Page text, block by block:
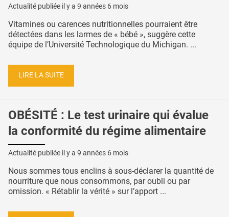
Actualité publiée il y a 9 années 6 mois
Vitamines ou carences nutritionnelles pourraient être
détectées dans les larmes de « bébé », suggère cette
équipe de l’Université Technologique du Michigan. ...
LIRE LA SUITE
OBÉSITÉ : Le test urinaire qui évalue
la conformité du régime alimentaire
Actualité publiée il y a 9 années 6 mois
Nous sommes tous enclins à sous-déclarer la quantité de
nourriture que nous consommons, par oubli ou par
omission. « Rétablir la vérité » sur l’apport ...